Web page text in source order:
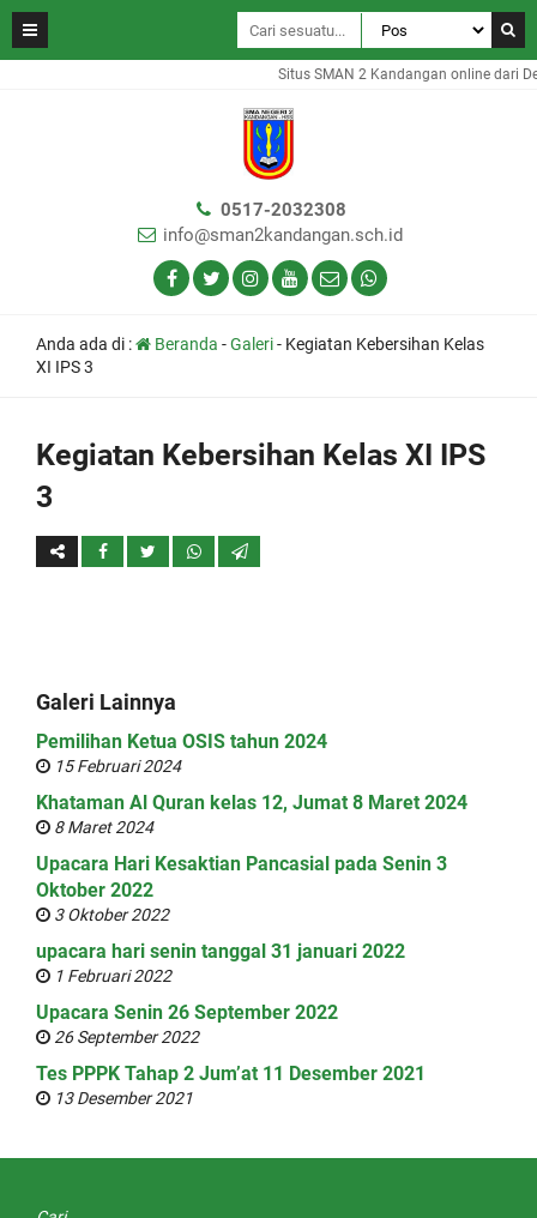
Situs SMAN 2 Kandangan online dari
0517-2032308
info@sman2kandangan.sch.id
Anda ada di : Beranda -Galeri- Kegiatan Kebersihan Kelas
XI IPS 3
Kegiatan Kebersihan Kelas XI IPS
3
Galeri Lainnya
Pemilihan Ketua OSIS tahun 2024
15 Februari 2024
Khataman Al Quran kelas 12, Jumat 8 Maret 2024
8 Maret 2024
Upacara Hari Kesaktian Pancasial pada Senin 3
Oktober 2022
3 Oktober 2022
upacara hari senin tanggal 31 januari 2022
1 Februari 2022
Upacara Senin 26 September 2022
26 September 2022
Tes PPPK Tahap 2 Jum’at 11 Desember 2021
13 Desember 2021